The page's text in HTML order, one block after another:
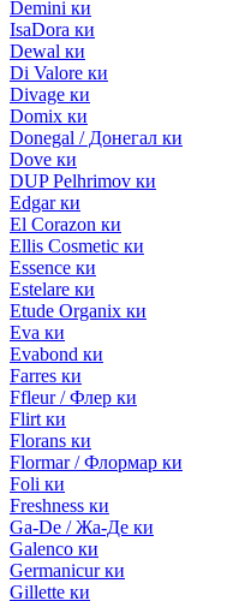
Demini ки
IsaDora ки
Dewal ки
Di Valore ки
Divage ки
Domix ки
Donegal / Донегал ки
Dove ки
DUP Pelhrimov ки
Edgar ки
El Corazon ки
Ellis Cosmetic ки
Essence ки
Estelare ки
Etude Organix ки
Eva ки
Evabond ки
Farres ки
Ffleur / Флер ки
Flirt ки
Florans ки
Flormar / Флормар ки
Foli ки
Freshness ки
Ga-De / Жа-Де ки
Galenco ки
Germanicur ки
Gillette ки